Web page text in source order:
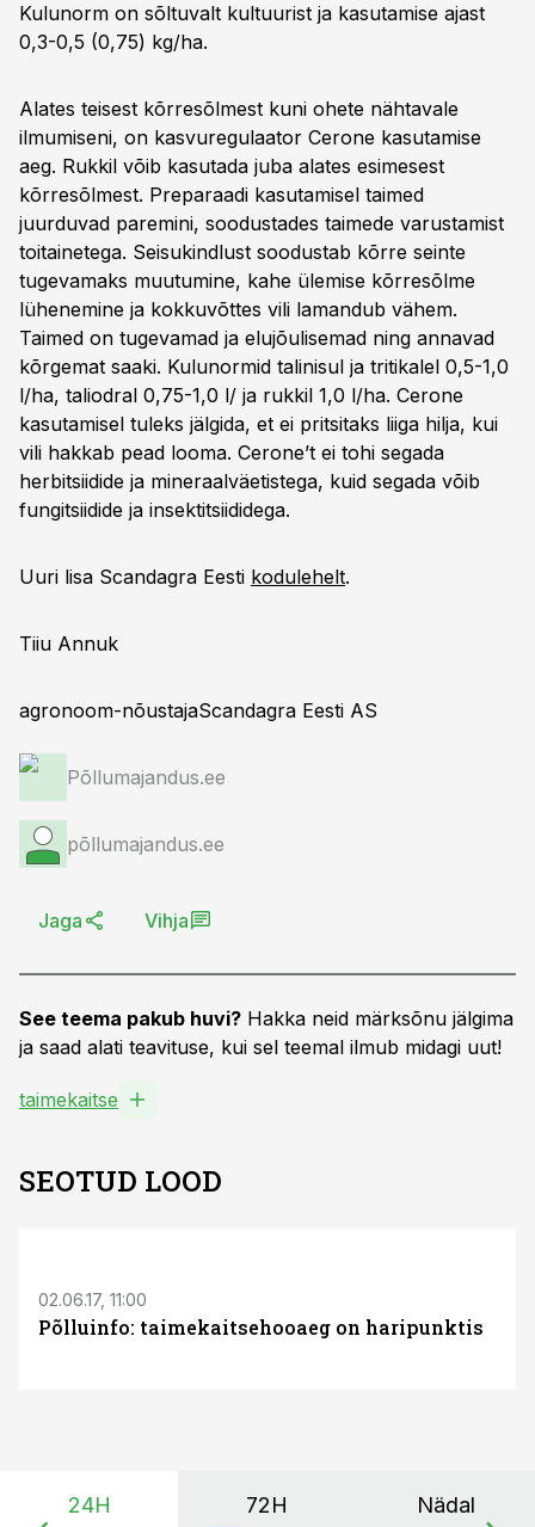
Kulunorm on sõltuvalt kultuurist ja kasutamise ajast
0,3-0,5 (0,75) kg/ha.
Alates teisest kõrresõlmest kuni ohete nähtavale
ilmumiseni, on kasvuregulaator Cerone kasutamise
aeg. Rukkil võib kasutada juba alates esimesest
kõrresõlmest. Preparaadi kasutamisel taimed
juurduvad paremini, soodustades taimede varustamist
toitainetega. Seisukindlust soodustab kõrre seinte
tugevamaks muutumine, kahe ülemise kõrresõlme
lühenemine ja kokkuvõttes vili lamandub vähem.
Taimed on tugevamad ja elujõulisemad ning annavad
kõrgemat saaki. Kulunormid talinisul ja tritikalel 0,5-1,0
l/ha, taliodral 0,75-1,0 l/ ja rukkil 1,0 l/ha. Cerone
kasutamisel tuleks jälgida, et ei pritsitaks liiga hilja, kui
vili hakkab pead looma. Cerone’t ei tohi segada
herbitsiidide ja mineraalväetistega, kuid segada võib
fungitsiidide ja insektitsiididega.
Uuri lisa Scandagra Eesti kodulehelt.
Tiiu Annuk
agronoom-nõustajaScandagra Eesti AS
Põllumajandus.ee
põllumajandus.ee
Jaga Vihja
See teema pakub huvi? Hakka neid märksõnu jälgima
ja saad alati teavituse, kui sel teemal ilmub midagi uut!
taimekaitse
SEOTUD LOOD
02.06.17, 11:00
Põlluinfo: taimekaitsehooaeg on haripunktis
24H 72H Nädal